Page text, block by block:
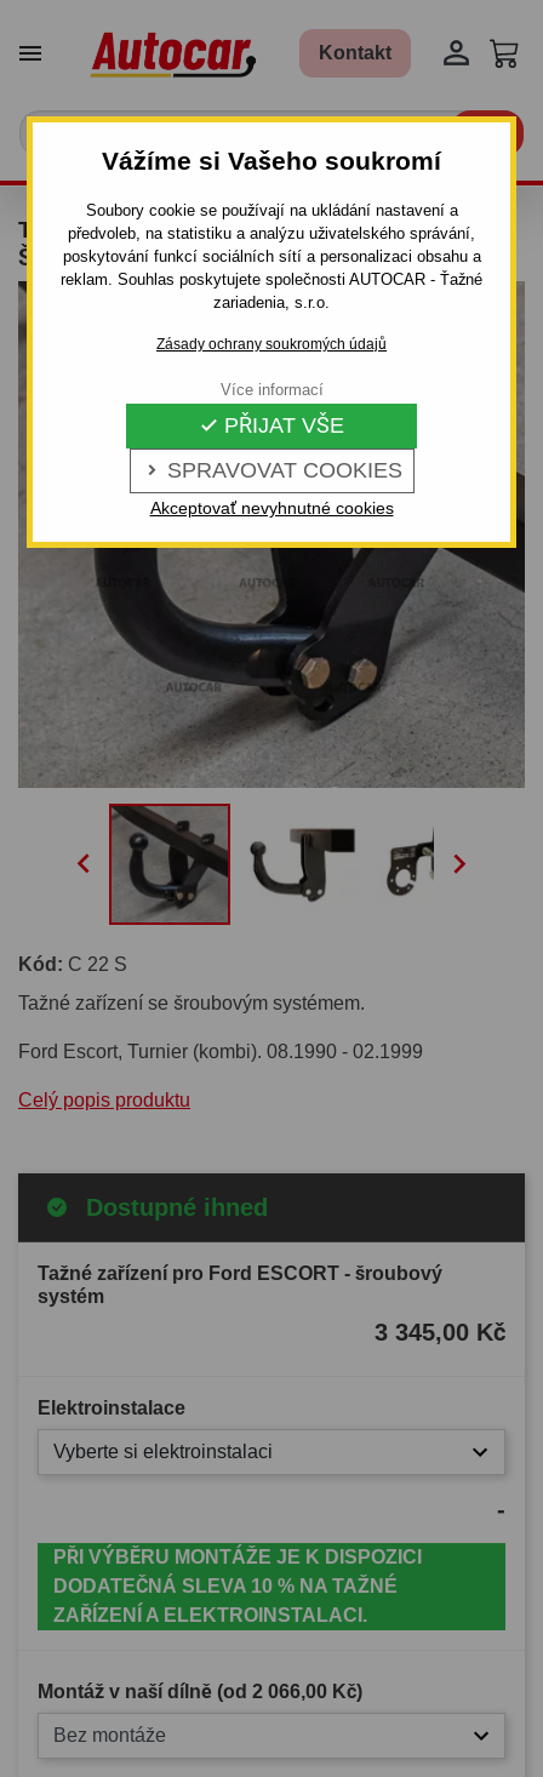
Vážíme si Vašeho soukromí
Soubory cookie se používají na ukládání nastavení a
předvoleb, na statistiku a analýzu uživatelského správání,
poskytování funkcí sociálních sítí a personalizaci obsahu a
reklam. Souhlas poskytujete společnosti AUTOCAR - Ťažné
zariadenia, s.r.o.
Zásady ochrany soukromých údajů
 SPRAVOVAT COOKIES
 PŘIJAT VŠE
Akceptovať nevyhnutné cookies
Více informací
 Kontakt 
TAŽNÉ ZAŘÍZENÍ PRO FORD ESCORT -
ŠROUBOVÝ SYSTÉM
 
Kód: C 22 S
Tažné zařízení se šroubovým systémem.
Ford Escort, Turnier (kombi). 08.1990 - 02.1999
Celý popis produktu
Dostupné ihned
Tažné zařízení pro Ford ESCORT - šroubový
systém
3 345,00 Kč
Elektroinstalace
Vyberte si elektroinstalaci
-
PŘI VÝBĚRU MONTÁŽE JE K DISPOZICI
DODATEČNÁ SLEVA 10 % NA TAŽNÉ
ZAŘÍZENÍ A ELEKTROINSTALACI.
Montáž v naší dílně (od 2 066,00 Kč)
Bez montáže